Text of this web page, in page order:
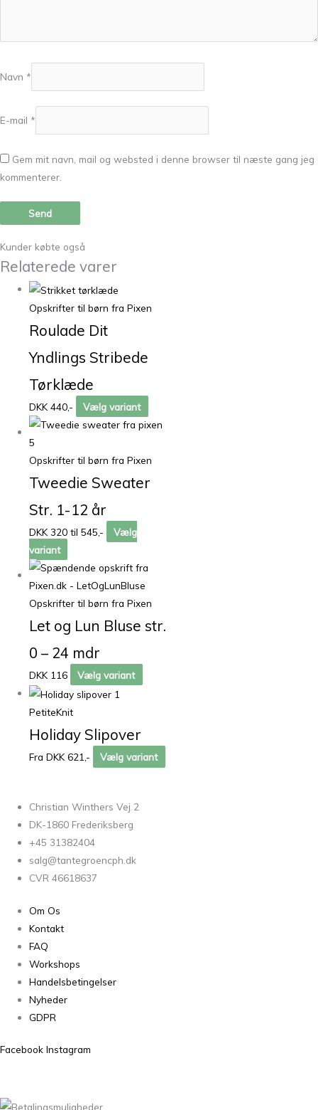
Navn *
E-mail *
Gem mit navn, mail og websted i denne browser til næste gang jeg
kommenterer.
Kunder købte også
Relaterede varer
Opskrifter til børn fra Pixen
Roulade Dit
Yndlings Stribede
Tørklæde
DKK 440,- Vælg variant
Opskrifter til børn fra Pixen
Tweedie Sweater
Str. 1-12 år
DKK 320 til 545,-
Vælg
variant
Opskrifter til børn fra Pixen
Let og Lun Bluse str.
0 – 24 mdr
DKK 116 Vælg variant
PetiteKnit
Holiday Slipover
Fra DKK 621,- Vælg variant
Christian Winthers Vej 2
DK-1860 Frederiksberg
+45 31382404
salg@tantegroencph.dk
CVR 46618637
Om Os
Kontakt
FAQ
Workshops
Handelsbetingelser
Nyheder
GDPR
Facebook Instagram